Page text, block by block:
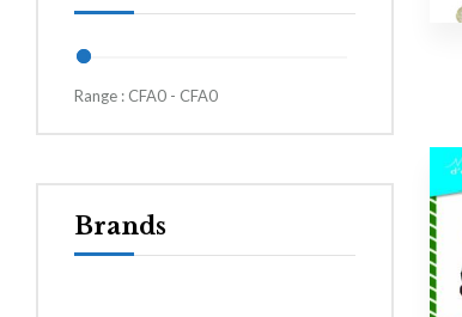
Range : CFA0 - CFA0
Brands